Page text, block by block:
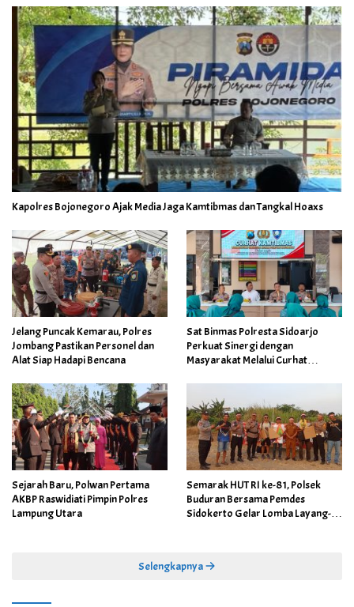
Kapolres Bojonegoro Ajak Media Jaga Kamtibmas dan Tangkal Hoaxs
Jelang Puncak Kemarau, Polres
Jombang Pastikan Personel dan
Alat Siap Hadapi Bencana
Sat Binmas Polresta Sidoarjo
Perkuat Sinergi dengan
Masyarakat Melalui Curhat
Sejarah Baru, Polwan Pertama
AKBP Raswidiati Pimpin Polres
Lampung Utara
Semarak HUT RI ke-81, Polsek
Buduran Bersama Pemdes
Sidokerto Gelar Lomba Layang-
Selengkapnya